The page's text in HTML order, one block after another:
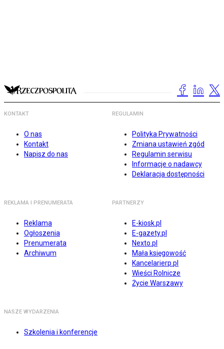
KONTAKT
O nas
Kontakt
Napisz do nas
REGULAMIN
Polityka Prywatności
Zmiana ustawień zgód
Regulamin serwisu
Informacje o nadawcy
Deklaracja dostępności
REKLAMA I PRENUMERATA
Reklama
Ogłoszenia
Prenumerata
Archiwum
PARTNERZY
E-kiosk.pl
E-gazety.pl
Nexto.pl
Mała księgowość
Kancelarierp.pl
Wieści Rolnicze
Życie Warszawy
NASZE WYDARZENIA
Szkolenia i konferencje